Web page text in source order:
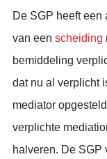
De SGP heeft een
van een scheiding
bemiddeling
dat nu al verplicht
mediator
verplichte
halveren. De SGP